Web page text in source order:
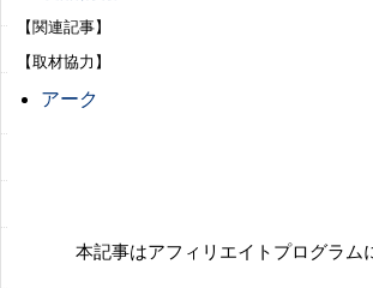
【関連記事】
【取材協力】
アーク
本記事はアフィリエイトプログラム